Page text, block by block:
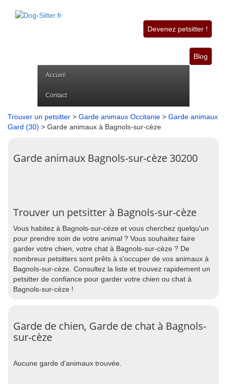
Devenez petsitter !
Blog
Accueil
Contact
Trouver un petsitter > Garde animaux Occitanie > Garde animaux
Gard (30) > Garde animaux à Bagnols-sur-cèze
Garde animaux Bagnols-sur-cèze 30200
Trouver un petsitter à Bagnols-sur-cèze
Vous habitez à Bagnols-sur-cèze et vous cherchez quelqu'un
pour prendre soin de votre animal ? Vous souhaitez faire
garder votre chien, votre chat à Bagnols-sur-cèze ? De
nombreux petsitters sont prêts à s'occuper de vos animaux à
Bagnols-sur-cèze. Consultez la liste et trouvez rapidement un
petsitter de confiance pour garder votre chien ou chat à
Bagnols-sur-cèze !
Garde de chien, Garde de chat à Bagnols-
sur-cèze
Aucune garde d'animaux trouvée.